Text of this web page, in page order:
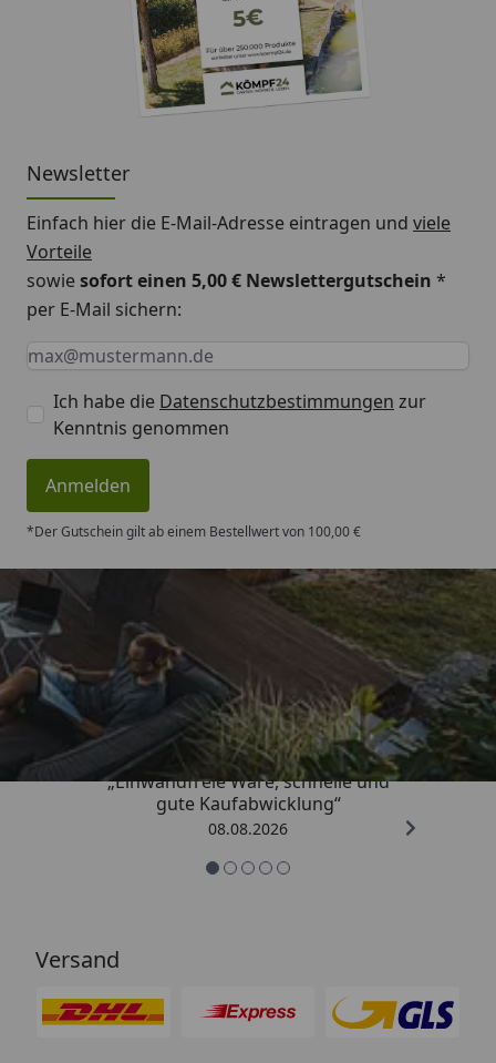
Newsletter
Einfach hier die E-Mail-Adresse eintragen und viele
Vorteile
sowiesofort einen 5,00 € Newslettergutschein *
per E-Mail sichern:
Keine Eingabe erforderlich
Eingabe erforderlich
E-Mail *
Ich habe die Datenschutzbestimmungen zur
Kenntnis genommen
Anmelden
*Der Gutschein gilt ab einem Bestellwert von 100,00 €
Trusted Shops
4,83/ 5
„Einwandfreie Ware, schnelle und
gute Kaufabwicklung“
08.08.2026
Versand